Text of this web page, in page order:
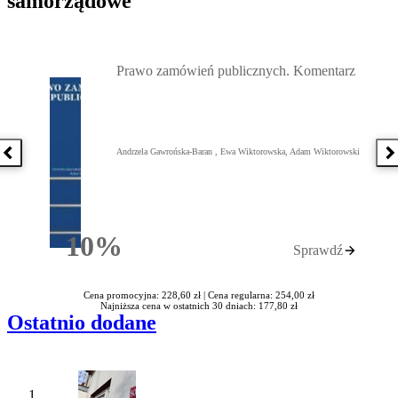
Poprzednia książka
10%Rabatu
Prawo zamówień publicznych. Komentarz
Andrzela Gawrońska-Baran , Ewa Wiktorowska, Adam Wiktorowski
Sprawdź
Cena promocyjna: 228,60 zł | Cena regularna: 254,00 zł
Najniższa cena w ostatnich 30 dniach: 177,80 zł
Ostatnio dodane